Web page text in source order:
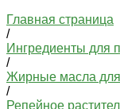
Главная страница
/
Ингредиенты для
/
Жирные масла для
/
Репейное